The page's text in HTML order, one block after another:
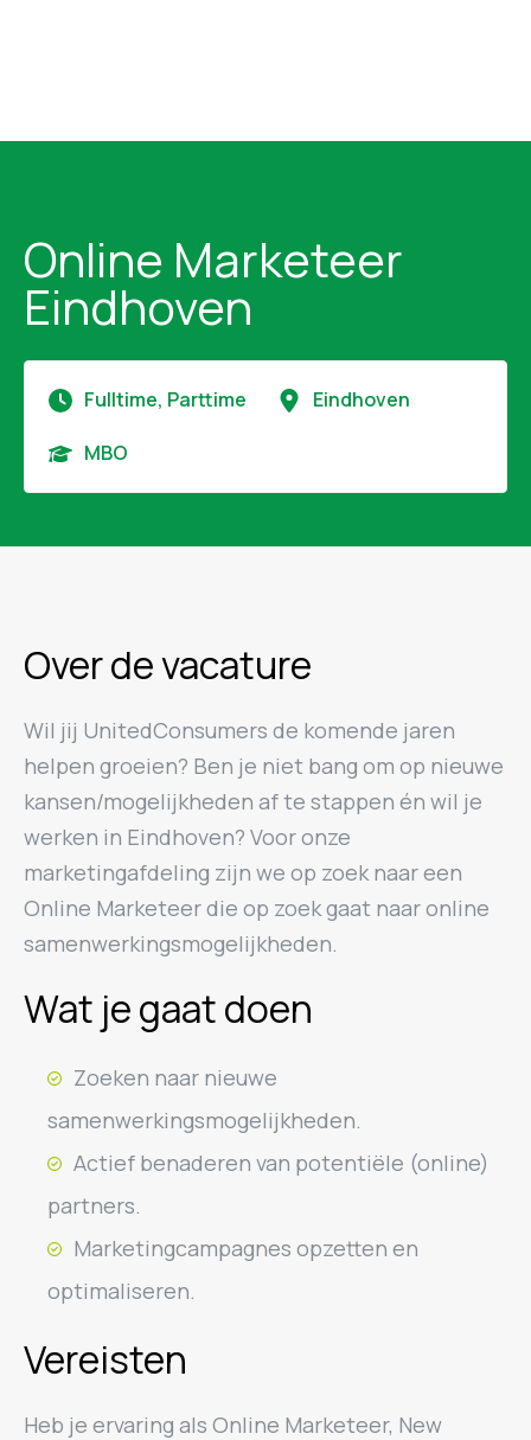
Online Marketeer
Eindhoven
Fulltime, Parttime Eindhoven
MBO
Over de vacature
Wil jij UnitedConsumers de komende jaren
helpen groeien? Ben je niet bang om op nieuwe
kansen/mogelijkheden af te stappen én wil je
werken in Eindhoven? Voor onze
marketingafdeling zijn we op zoek naar een
Online Marketeer die op zoek gaat naar online
samenwerkingsmogelijkheden.
Wat je gaat doen
Zoeken naar nieuwe
samenwerkingsmogelijkheden.
Actief benaderen van potentiële (online)
partners.
Marketingcampagnes opzetten en
optimaliseren.
Vereisten
Heb je ervaring als Online Marketeer, New